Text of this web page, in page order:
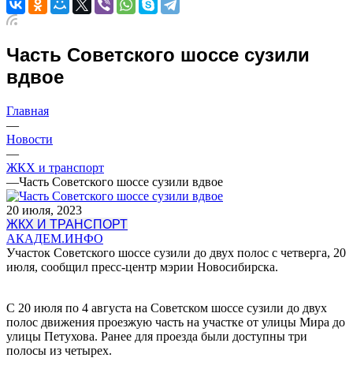
Часть Советского шоссе сузили
вдвое
Главная
—
Новости
—
ЖКХ и транспорт
—Часть Советского шоссе сузили вдвое
20 июля, 2023
ЖКХ И ТРАНСПОРТ
АКАДЕМ.ИНФО
Участок Советского шоссе сузили до двух полос с четверга, 20
июля, сообщил пресс-центр мэрии Новосибирска.
С 20 июля по 4 августа на Советском шоссе сузили до двух
полос движения проезжую часть на участке от улицы Мира до
улицы Петухова. Ранее для проезда были доступны три
полосы из четырех.